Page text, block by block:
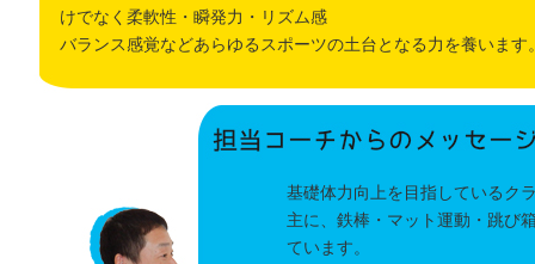
けでなく柔軟性・瞬発力・リズム感
バランス感覚などあらゆるスポーツの土台となる力を養います
基礎体力向上を目指しているク
主に、鉄棒・マット運動・跳び
ています。